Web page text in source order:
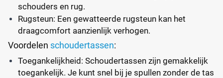
schouders en rug.
Rugsteun: Een gewatteerde rugsteun kan het
draagcomfort aanzienlijk verhogen.
Voordelen schoudertassen:
Toegankelijkheid: Schoudertassen zijn gemakkelijk
toegankelijk. Je kunt snel bij je spullen zonder de tas